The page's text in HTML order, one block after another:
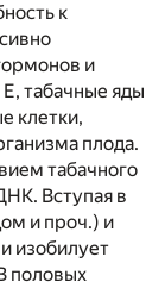
к
и
табачные яды
клетки,
плода.
табачного
Вступая в
и проч.) и
изобилует
половых